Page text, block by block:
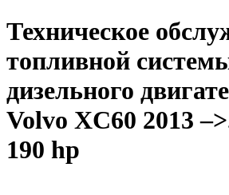
Техническое
топливной
дизельного
Volvo XC60 2013
190 hp